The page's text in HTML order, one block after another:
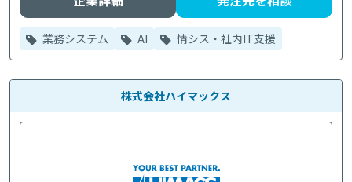
業務システム AI 情シス・社内IT支援
株式会社ハイマックス